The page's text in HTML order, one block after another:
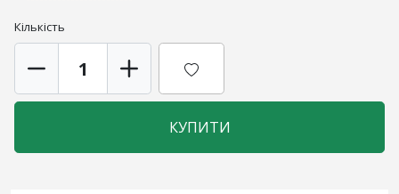
Кількість
КУПИТИ